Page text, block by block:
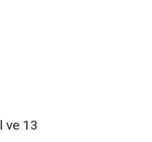
ve 13